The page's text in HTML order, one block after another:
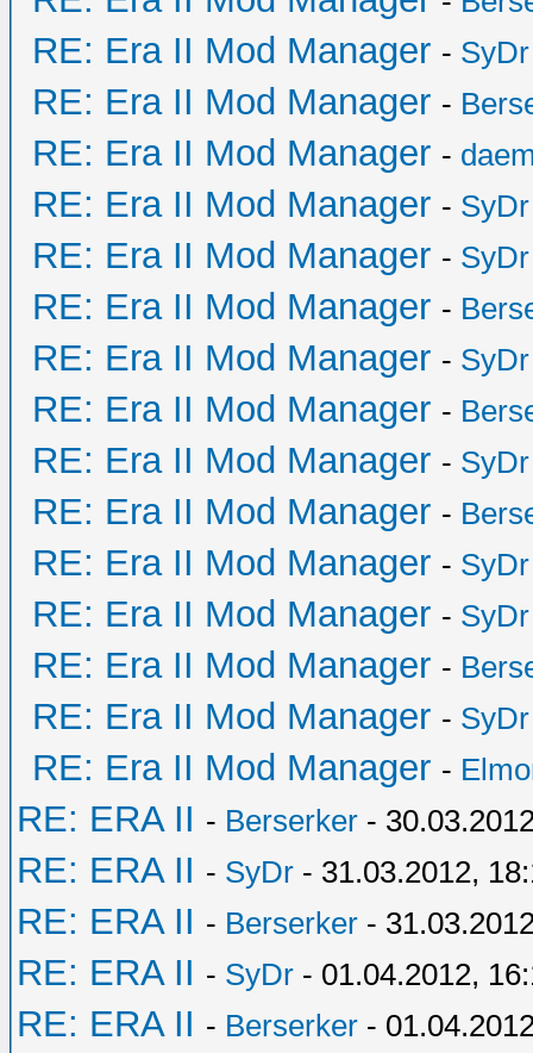
RE: Era II Mod Manager - SyDr
RE: Era II Mod Manager -
RE: Era II Mod Manager -
RE: Era II Mod Manager - SyDr
RE: Era II Mod Manager - SyDr
RE: Era II Mod Manager -
RE: Era II Mod Manager - SyDr
RE: Era II Mod Manager -
RE: Era II Mod Manager - SyDr
RE: Era II Mod Manager -
RE: Era II Mod Manager - SyDr
RE: Era II Mod Manager - SyDr
RE: Era II Mod Manager -
RE: Era II Mod Manager - SyDr
RE: Era II Mod Manager -
RE: ERA II - Berserker -
RE: ERA II - SyDr - 31.03.2012,
RE: ERA II - Berserker -
RE: ERA II - SyDr - 01.04.2012,
RE: ERA II - Berserker -